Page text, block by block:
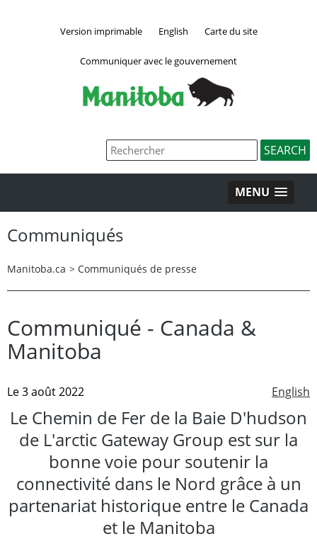
Version imprimable English Carte du site
Communiquer avec le gouvernement
MENU
Communiqués
Manitoba.ca > Communiqués de presse
Communiqué - Canada &
Manitoba
English
Le 3 août 2022
Le Chemin de Fer de la Baie D'hudson
de L'arctic Gateway Group est sur la
bonne voie pour soutenir la
connectivité dans le Nord grâce à un
partenariat historique entre le Canada
et le Manitoba